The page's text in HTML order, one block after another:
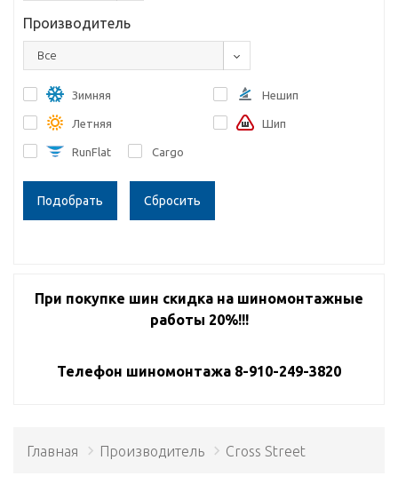
Производитель
Все
Зимняя
Летняя
RunFlat Cargo
Нешип
Шип
Сбросить
При покупке шин скидка на шиномонтажные
работы 20%!!!
Телефон шиномонтажа 8-910-249-3820
Главная Производитель Cross Street